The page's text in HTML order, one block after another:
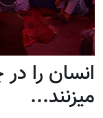
انسان را
می­زنند...